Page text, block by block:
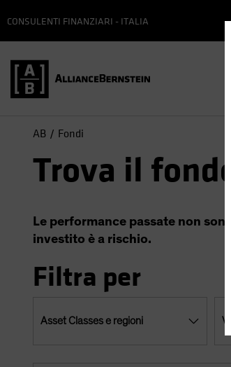
CONSULENTI FINANZIARI - ITALIA
AB Fondi
Trova il fondo
Le performance passate non
investito è a rischio.
Filtra per
Asset Classes e regioni